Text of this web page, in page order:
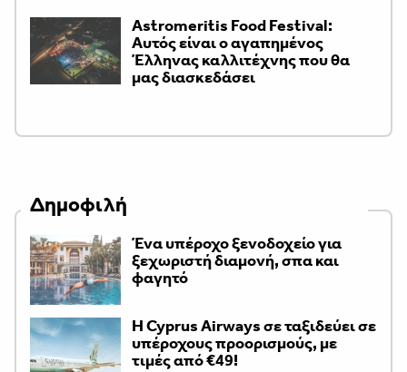
Astromeritis Food Festival:
Αυτός είναι ο αγαπημένος
Έλληνας καλλιτέχνης που θα
μας διασκεδάσει
Δημοφιλή
Ένα υπέροχο ξενοδοχείο για
ξεχωριστή διαμονή, σπα και
φαγητό
H Cyprus Airways σε ταξιδεύει σε
υπέροχους προορισμούς, με
τιμές από €49!